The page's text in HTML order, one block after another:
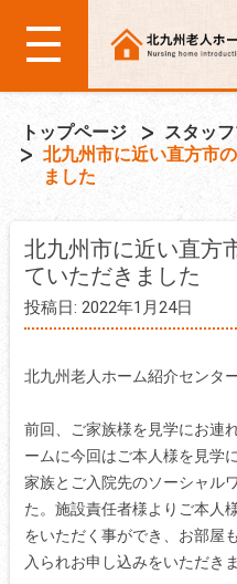
トップページ
スタッ
北九州市に近い直方市
ました
北九州市に近い直方
ていただきました
投稿日: 2022年1月24日
北九州老人ホーム紹介センタ
前回、ご家族様を見学にお連
ームに今回はご本人様を見学
家族とご入院先のソーシャル
た。施設責任者様よりご本人
をいただく事ができ、お部屋
入られお申し込みをいただき